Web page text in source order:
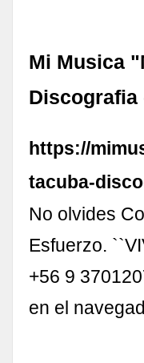
Mi Musica
Discografia
https://
tacuba-
No olvides
Esfuerzo.
+56 9
en el